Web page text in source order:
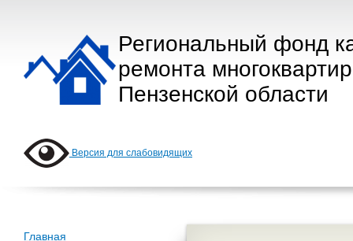
Региональный фонд
ремонта
Пензенской области
Версия для слабовидящих
Главная